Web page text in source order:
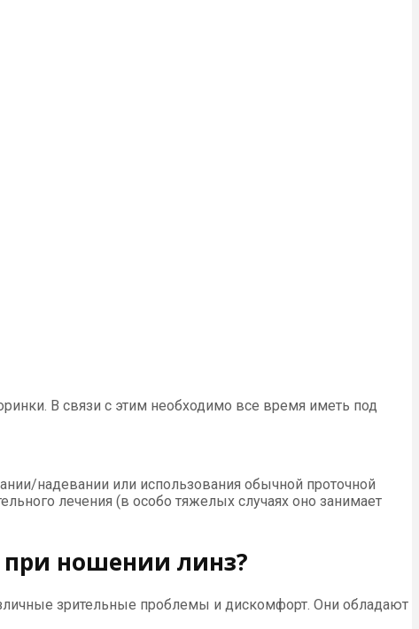
В связи с этим необходимо все время иметь под
надевании или использования обычной проточной
лечения (в особо тяжелых случаях оно занимает
при ношении линз?
зрительные проблемы и дискомфорт. Они обладают